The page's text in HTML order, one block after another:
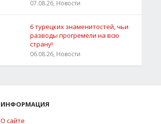
07.08.26, Новости
6 турецких знаменитостей, чьи
разводы прогремели на всю
страну!
06.08.26, Новости
ИНФОРМАЦИЯ
О сайте